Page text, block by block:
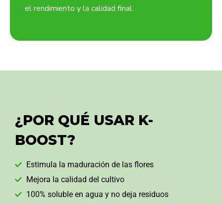
el rendimiento y la calidad final.
¿POR QUÉ USAR K-
BOOST?
Estimula la maduración de las flores
Mejora la calidad del cultivo
100% soluble en agua y no deja residuos